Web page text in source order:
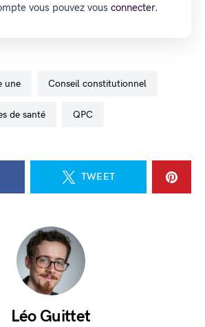
vous pouvez vous connecter.
une Conseil constitutionnel
de santé QPC
TWEET
Léo Guittet